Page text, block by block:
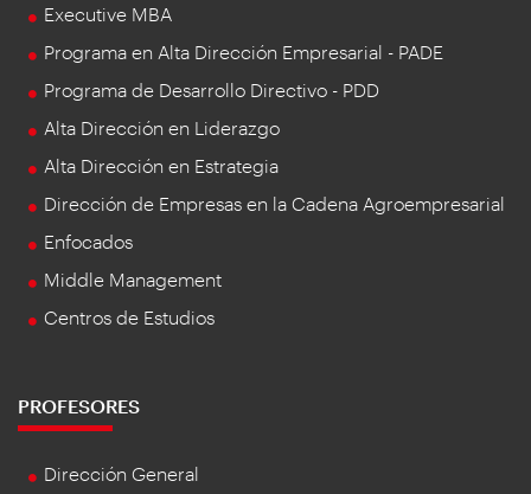
Executive MBA
Programa en Alta Dirección Empresarial - PADE
Programa de Desarrollo Directivo - PDD
Alta Dirección en Liderazgo
Alta Dirección en Estrategia
Dirección de Empresas en la Cadena Agroempresarial
Enfocados
Middle Management
Centros de Estudios
PROFESORES
Dirección General